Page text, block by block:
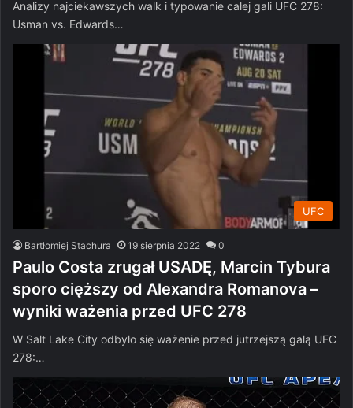
Analizy najciekawszych walk i typowanie całej gali UFC 278:
Usman vs. Edwards…
UFC
Bartłomiej Stachura 19 sierpnia 2022 0
Paulo Costa zrugał USADĘ, Marcin Tybura
sporo cięższy od Alexandra Romanova –
wyniki ważenia przed UFC 278
W Salt Lake City odbyło się ważenie przed jutrzejszą galą UFC
278:…